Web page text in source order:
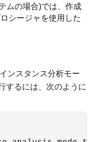
ムの場合)では、作成
シージャを使用した
ンスタンス分析モー
するには、次のように